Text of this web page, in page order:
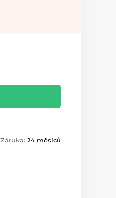
Záruka: 24 měsíců